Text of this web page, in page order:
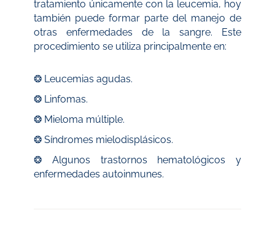
tratamiento únicamente con la leucemia, hoy
también puede formar parte del manejo de
otras enfermedades de la sangre. Este
procedimiento se utiliza principalmente en:
❂ Leucemias agudas.
❂ Linfomas.
❂ Mieloma múltiple.
❂ Síndromes mielodisplásicos.
❂ Algunos trastornos hematológicos y
enfermedades autoinmunes.